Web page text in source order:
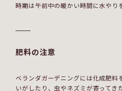
時期は午前中の暖かい時間に水やり
肥料の注意
ベランダガーデニングには化成肥料
いがしたり、虫やネズミが寄ってき